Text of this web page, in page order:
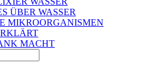
ÜBER WASSER
MIKROORGANISMEN
MACHT